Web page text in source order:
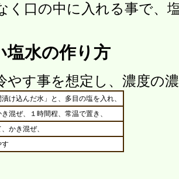
く口の中に入れる事で、
塩水の作り方
やす事を想定し、濃度の
け込んだ水」と、多目の塩を入れ、
混ぜ、１時間程、常温で置き、
かき混ぜ、
す